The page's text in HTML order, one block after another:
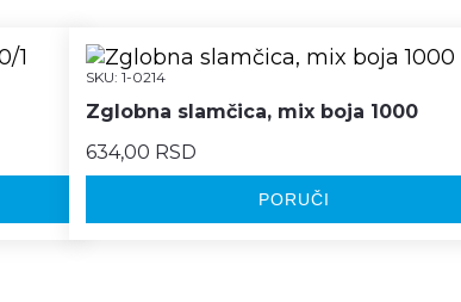
SKU: 1-0214
Zglobna slamčica, mix boja 1000
634,00 RSD
PORUČI